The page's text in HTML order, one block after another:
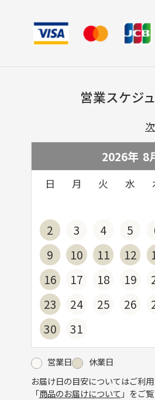
営業スケジ
2026年 8
日 月 火 水
2
3 4 5
9
10 11 12
16
17 18 19
23
24 25 26
30
31
営業日
休業日
お届け日の目安についてはご利
「商品のお届けについて 」をご